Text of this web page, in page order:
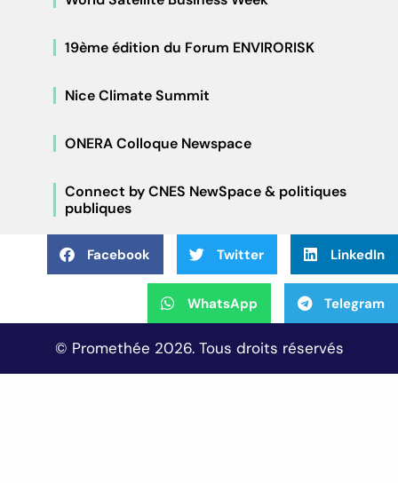
19ème édition du Forum ENVIRORISK
Nice Climate Summit
ONERA Colloque Newspace
Connect by CNES NewSpace & politiques
publiques
Facebook Twitter LinkedIn
WhatsApp Telegram
© Promethée 2026. Tous droits réservés